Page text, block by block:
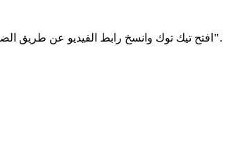
افتح تيك توك وانسخ رابط الفيديو عن طريق "نسخ الرابط".